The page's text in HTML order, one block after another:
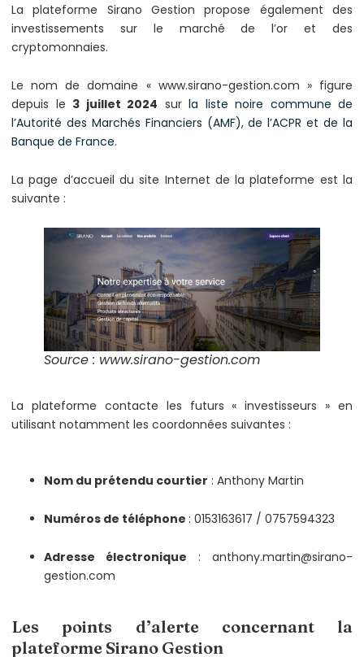
La plateforme Sirano Gestion propose également des
investissements sur le marché de l’or et des
cryptomonnaies.
Le nom de domaine « www.sirano-gestion.com » figure
depuis le 3 juillet 2024 sur la liste noire commune de
l’Autorité des Marchés Financiers (AMF), de l’ACPR et de la
Banque de France.
La page d’accueil du site Internet de la plateforme est la
suivante :
Source : www.sirano-gestion.com
La plateforme contacte les futurs « investisseurs » en
utilisant notamment les coordonnées suivantes :
Nom du prétendu courtier : Anthony Martin
Numéros de téléphone : 0153163617 / 0757594323
Adresse électronique : anthony.martin@sirano-
gestion.com
Les points d’alerte concernant la
plateforme Sirano Gestion